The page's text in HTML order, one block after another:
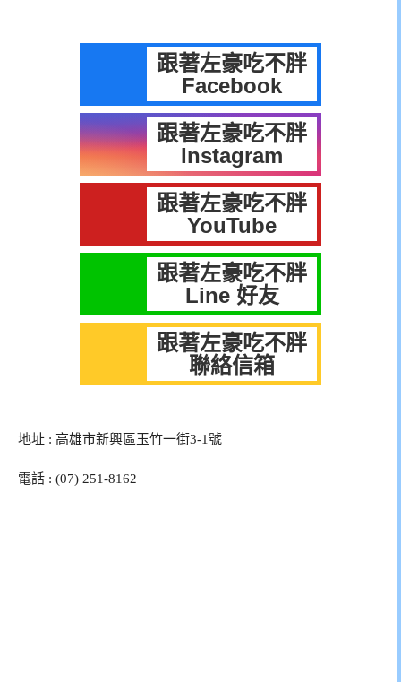
跟著左豪吃不胖
Facebook
跟著左豪吃不胖
Instagram
跟著左豪吃不胖
YouTube
跟著左豪吃不胖
Line 好友
跟著左豪吃不胖
聯絡信箱
地址 : 高雄市新興區玉竹一街3-1號
電話 : (07) 251-8162